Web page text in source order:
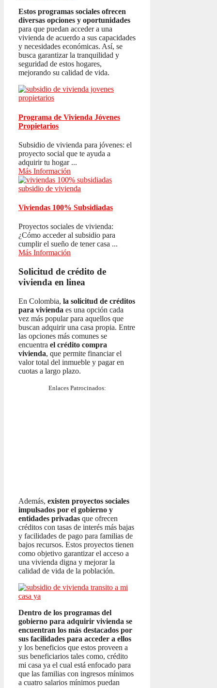
Estos programas sociales ofrecen
diversas opciones y oportunidades
para que puedan acceder a una
vivienda de acuerdo a sus capacidades
y necesidades económicas. Así, se
busca garantizar la tranquilidad y
seguridad de estos hogares,
mejorando su calidad de vida.
Programa de Vivienda Jóvenes
Propietarios
Subsidio de vivienda para jóvenes: el
proyecto social que te ayuda a
adquirir tu hogar ...
Más Información
Viviendas 100% Subsidiadas
Proyectos sociales de vivienda:
¿Cómo acceder al subsidio para
cumplir el sueño de tener casa ...
Más Información
Solicitud de crédito de
vivienda en linea
En Colombia, la solicitud de créditos
para vivienda es una opción cada
vez más popular para aquellos que
buscan adquirir una casa propia. Entre
las opciones más comunes se
encuentra el crédito compra
vivienda, que permite financiar el
valor total del inmueble y pagar en
cuotas a largo plazo.
Enlaces Patrocinados:
Además, existen proyectos sociales
impulsados por el gobierno y
entidades privadas que ofrecen
créditos con tasas de interés más bajas
y facilidades de pago para familias de
bajos recursos. Estos proyectos tienen
como objetivo garantizar el acceso a
una vivienda digna y mejorar la
calidad de vida de la población.
Dentro de los programas del
gobierno para adquirir vivienda se
encuentran los más destacados por
sus facilidades para acceder a ellos
y los beneficios que estos proveen a
sus beneficiarios tales como, crédito
mi casa ya el cual está enfocado para
que las familias con ingresos mínimos
a cuatro salarios mínimos puedan